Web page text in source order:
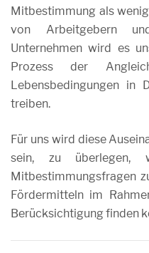
Mitbestimmung als
von Arbeitgebern
Unternehmen wird es
Prozess der
Lebensbedingungen in
treiben.
Für uns wird diese
sein, zu überlegen,
Mitbestimmungsfragen
Fördermitteln im
Berücksichtigung finden